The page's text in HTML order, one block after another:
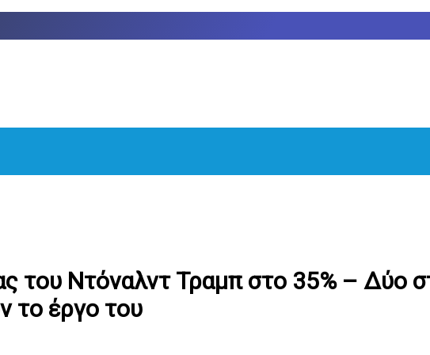
του Ντόναλντ Τραμπ στο 35% – Δύο
το έργο του